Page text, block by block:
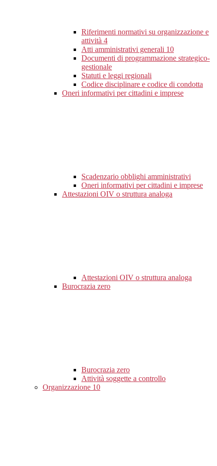
Riferimenti normativi su organizzazione e
attività 4
Atti amministrativi generali 10
Documenti di programmazione strategico-
gestionale
Statuti e leggi regionali
Codice disciplinare e codice di condotta
Oneri informativi per cittadini e imprese
Scadenzario obblighi amministrativi
Oneri informativi per cittadini e imprese
Attestazioni OIV o struttura analoga
Attestazioni OIV o struttura analoga
Burocrazia zero
Burocrazia zero
Attività soggette a controllo
Organizzazione 10